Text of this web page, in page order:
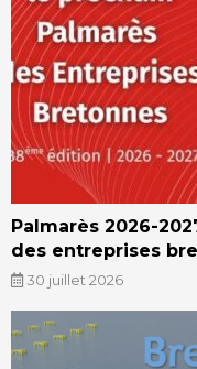
Palmarès 2026-
des entreprises
30 juillet 2026